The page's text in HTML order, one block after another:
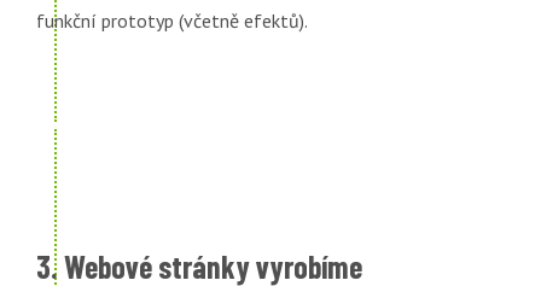
funkční prototyp (včetně efektů).
3. Webové stránky vyrobíme